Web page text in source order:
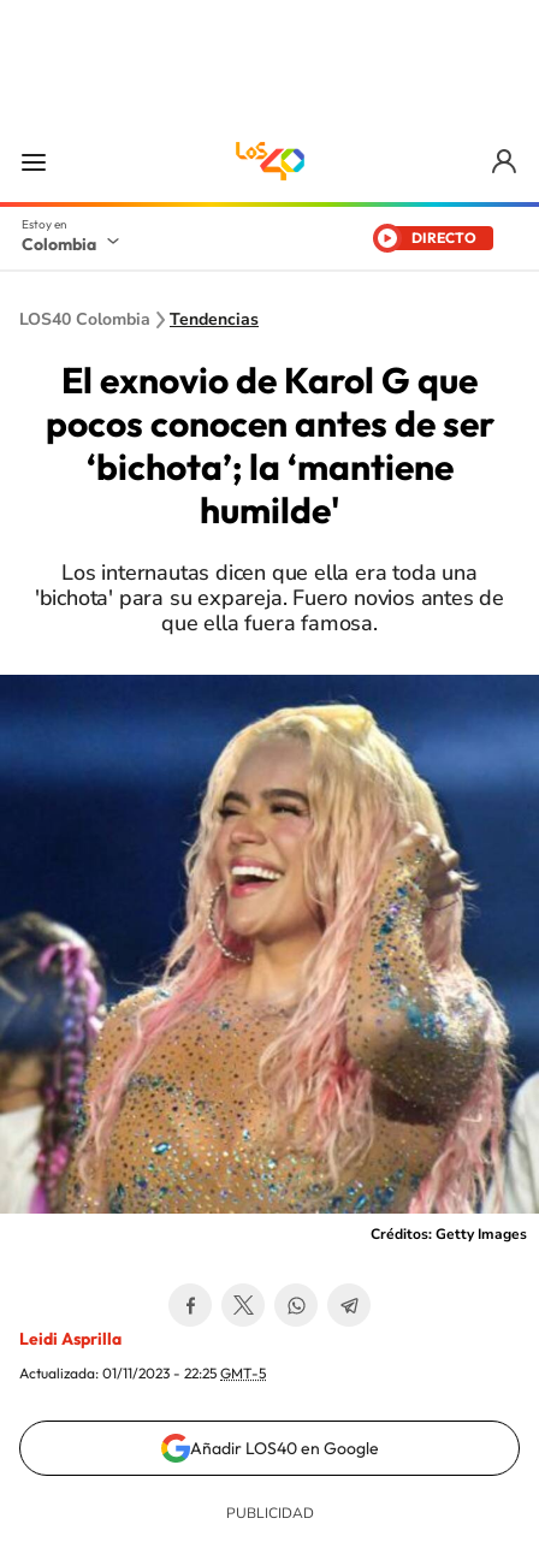
Colombia DIRECTO
LOS40 Colombia Tendencias
El exnovio de Karol G que
pocos conocen antes de ser
‘bichota’; la ‘mantiene
humilde'
Los internautas dicen que ella era toda una
'bichota' para su expareja. Fuero novios antes de
que ella fuera famosa.
Créditos: Getty Images
Leidi Asprilla
Actualizada: 01/11/2023 - 22:25 GMT-5
Añadir LOS40 en Google